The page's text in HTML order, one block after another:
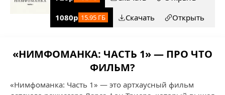
1080p 15.95 ГБ Скачать Открыть
«НИМФОМАНКА: ЧАСТЬ 1» — ПРО ЧТО
ФИЛЬМ?
«Нимфоманка: Часть 1» — это артхаусный фильм